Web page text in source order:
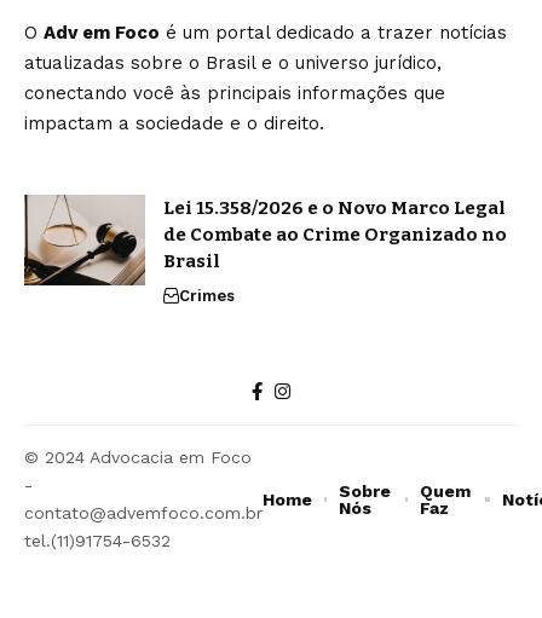
O Adv em Foco é um portal dedicado a trazer notícias
atualizadas sobre o Brasil e o universo jurídico,
conectando você às principais informações que
impactam a sociedade e o direito.
Lei 15.358/2026 e o Novo Marco Legal
de Combate ao Crime Organizado no
Brasil
Crimes
© 2024 Advocacia em Foco
-
contato@advemfoco.com.br
tel.(11)91754-6532
Home
Sobre
Nós
Quem
Faz